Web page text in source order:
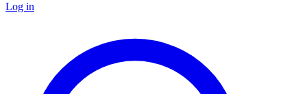
Log in